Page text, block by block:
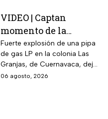
VIDEO | Captan
momento de la
explosión de pipa de
gas en Cuernavaca:
¡Imágenes sensibles!
Fuerte explosión de una pipa
de gas LP en la colonia Las
Granjas, de Cuernavaca, dejó
21 heridos y causó pánico
06 agosto, 2026